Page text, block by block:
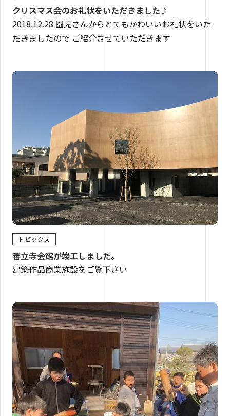
クリスマス会のお礼状をいただきました♪
2018.12.28 園児さんからとてもかわいいお礼状をいた
だきましたので ご紹介させていただきます
トピックス
善立寺会館が竣工しました。
建築作品商業施設をご覧下さい